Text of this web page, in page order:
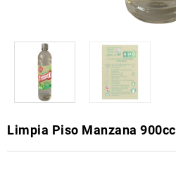
Limpia Piso Manzana 900cc